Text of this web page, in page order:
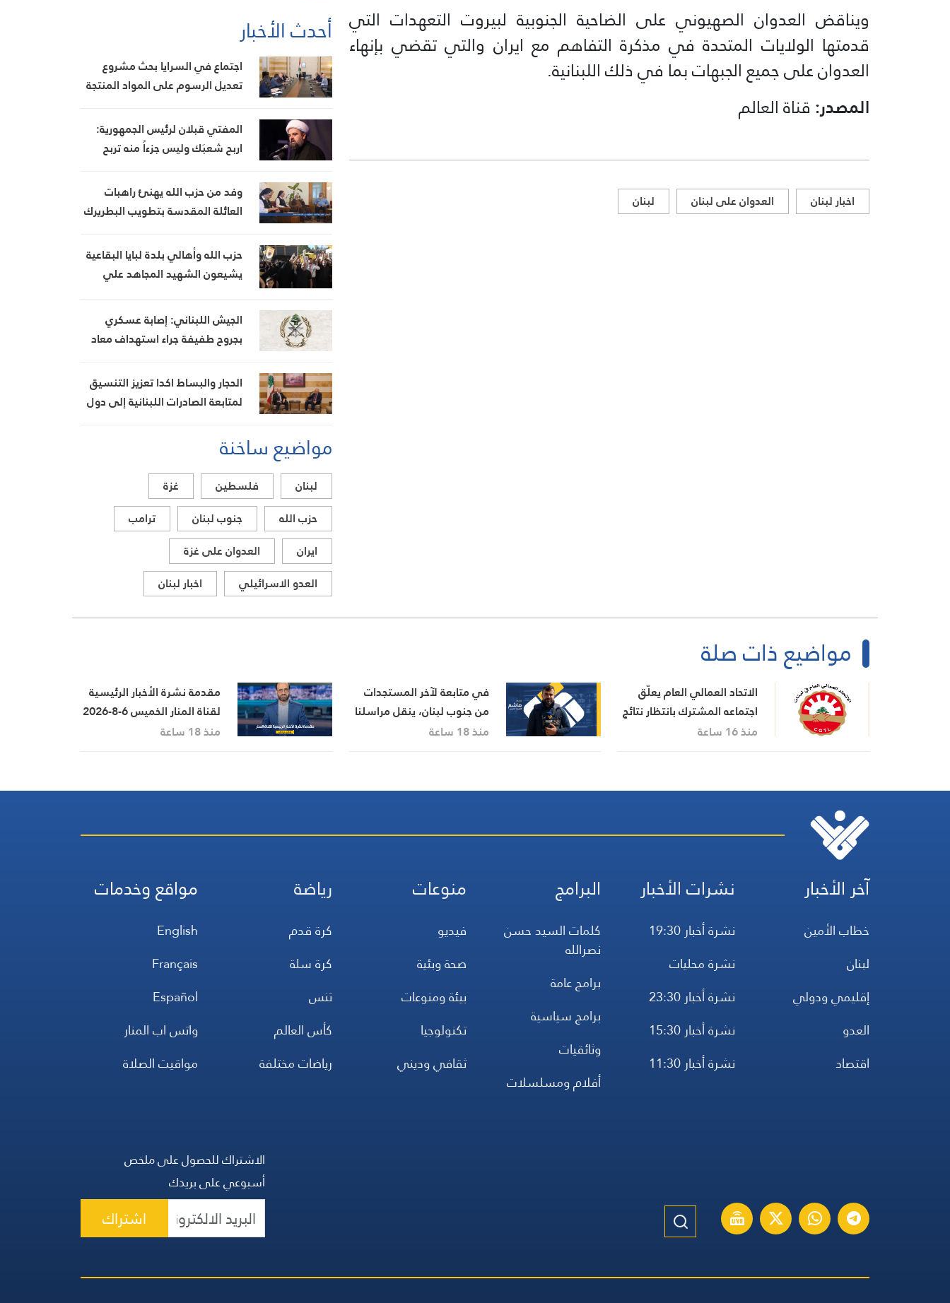
ويناقض العدوان الصهيوني على الضاحية الجنوبية لبيروت التعهدات التي
قدمتها الولايات المتحدة في مذكرة التفاهم مع ايران والتي تقضي بإنهاء
العدوان على جميع الجبهات بما في ذلك اللبنانية.
المصدر: قناة العالم
اخبار لبنان العدوان على لبنان لبنان
أحدث الأخبار
اجتماع في السرايا بحث مشروع
تعديل الرسوم على المواد المنتجة
إيرادات من مصادر أخرى لتخفيف
العبء عن كاهل المواطن
المفتي قبلان لرئيس الجمهورية:
اربح شعبَك وليس جزءاً منه تربح
وفد من حزب الله يهنئ راهبات
العائلة المقدسة بتطويب البطريرك
حزب الله وأهالي بلدة لبايا البقاعية
يشيعون الشهيد المجاهد علي
الجيش اللبناني: إصابة عسكري
بجروح طفيفة جراء استهداف معاد
الحجار والبساط اكدا تعزيز التنسيق
لمتابعة الصادرات اللبنانية إلى دول
مواضيع ساخنة
لبنان فلسطين
غزة
حزب الله
جنوب لبنان
ترامب
ايران
العدوان على غزة
العدو الاسرائيلي
اخبار لبنان
مواضيع ذات صلة
الاتحاد العمالي العام يعلّق
اجتماعه المشترك بانتظار نتائج
اجتماع السراي الحكومي
منذ 16 ساعة
في متابعة لآخر المستجدات
من جنوب لبنان، ينقل مراسلنا
هاشم السيد حسن تطورات
منذ 18 ساعة
مقدمة نشرة الأخبار الرئيسية
لقناة المنار الخميس 6-8-2026
منذ 18 ساعة
آخر الأخبار
خطاب الأمين
لبنان
إقليمي ودولي
العدو
اقتصاد
نشرات الأخبار
نشرة أخبار 19:30
نشرة محليات
نشرة أخبار 23:30
نشرة أخبار 15:30
نشرة أخبار 11:30
البرامج
كلمات السيد حسن
نصرالله
برامج عامة
برامج سياسية
وثائقيات
أفلام ومسلسلات
منوعات
فيديو
صحة وبئية
بيئة ومنوعات
تكنولوجيا
ثقافي وديني
رياضة
كرة قدم
كرة سلة
تنس
كأس العالم
رياضات مختلفة
مواقع وخدمات
English
Français
Español
واتس اب المنار
مواقيت الصلاة
الاشتراك للحصول على ملخص
أسبوعي على بريدك
اشتراك